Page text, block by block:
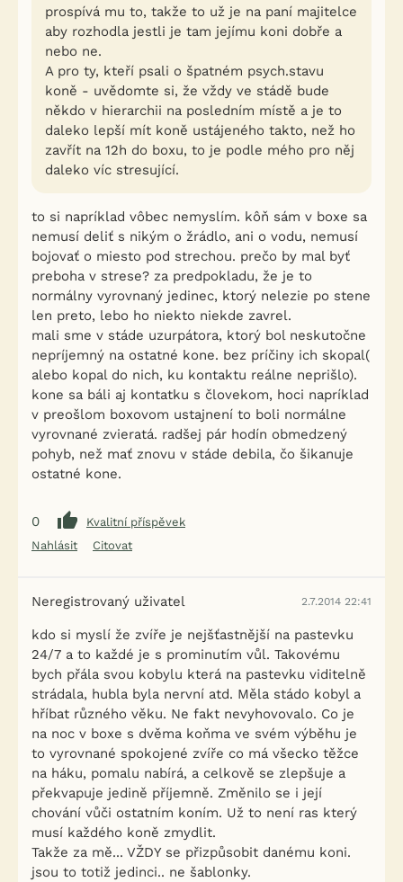
prospívá mu to, takže to už je na paní majitelce
aby rozhodla jestli je tam jejímu koni dobře a
nebo ne.
A pro ty, kteří psali o špatném psych.stavu
koně - uvědomte si, že vždy ve stádě bude
někdo v hierarchii na posledním místě a je to
daleko lepší mít koně ustájeného takto, než ho
zavřít na 12h do boxu, to je podle mého pro něj
daleko víc stresující.
to si napríklad vôbec nemyslím. kôň sám v boxe sa
nemusí deliť s nikým o žrádlo, ani o vodu, nemusí
bojovať o miesto pod strechou. prečo by mal byť
preboha v strese? za predpokladu, že je to
normálny vyrovnaný jedinec, ktorý nelezie po stene
len preto, lebo ho niekto niekde zavrel.
mali sme v stáde uzurpátora, ktorý bol neskutočne
nepríjemný na ostatné kone. bez príčiny ich skopal(
alebo kopal do nich, ku kontaktu reálne neprišlo).
kone sa báli aj kontatku s človekom, hoci napríklad
v preošlom boxovom ustajnení to boli normálne
vyrovnané zvieratá. radšej pár hodín obmedzený
pohyb, než mať znovu v stáde debila, čo šikanuje
ostatné kone.
0
Kvalitní příspěvek
Nahlásit
Citovat
Neregistrovaný uživatel 2.7.2014 22:41
kdo si myslí že zvíře je nejšťastnější na pastevku
24/7 a to každé je s prominutím vůl. Takovému
bych přála svou kobylu která na pastevku viditelně
strádala, hubla byla nervní atd. Měla stádo kobyl a
hříbat různého věku. Ne fakt nevyhovovalo. Co je
na noc v boxe s dvěma koňma ve svém výběhu je
to vyrovnané spokojené zvíře co má všecko těžce
na háku, pomalu nabírá, a celkově se zlepšuje a
překvapuje jedině příjemně. Změnilo se i její
chování vůči ostatním koním. Už to není ras který
musí každého koně zmydlit.
Takže za mě... VŽDY se přizpůsobit danému koni.
jsou to totiž jedinci.. ne šablonky.